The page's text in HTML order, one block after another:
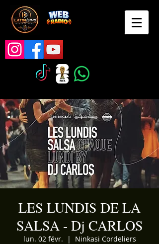
LES LUNDIS DE LA
SALSA - Dj CARLOS
lun. 02 févr.
  |
Ninkasi Cordeliers